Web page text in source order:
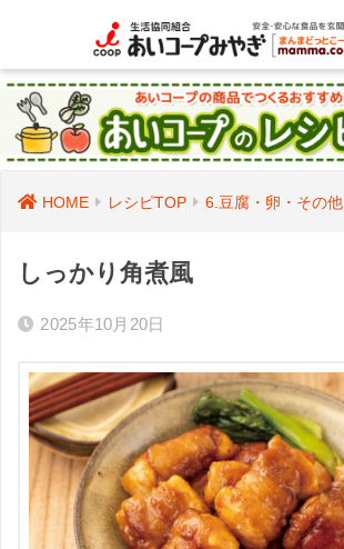
HOME レシピTOP 6.豆腐・卵・その他
しっかり角煮風
2025年10月20日